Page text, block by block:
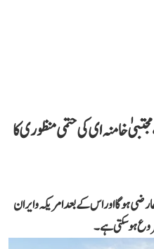
خامنہ ای کی حتمی منظوری کا
ہوگا اور اس کے بعد امریکہ و ایران
ہو سکتی ہے۔